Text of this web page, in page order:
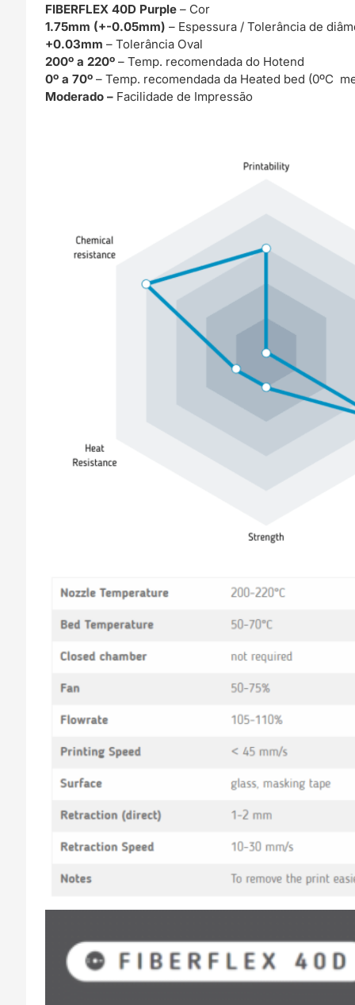
FIBERFLEX 40D Purple– Cor
1.75mm (+-0.05mm)– Espessura / Tolerância de
+0.03mm– Tolerância Oval
200º a 220º– Temp. recomendada do Hotend
0º a 70º– Temp. recomendada da Heated bed (0ºC
Moderado – Facilidade de Impressão